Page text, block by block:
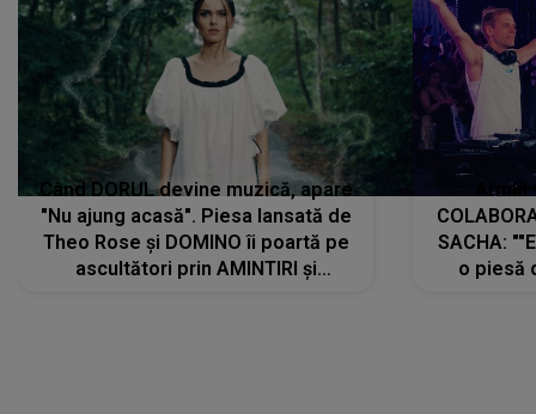
Când DORUL devine muzică, apare
"Nu ajung acasă". Piesa lansată de
Theo Rose și DOMINO îi poartă pe
ascultători prin AMINTIRI și
SACHA:
o piesă